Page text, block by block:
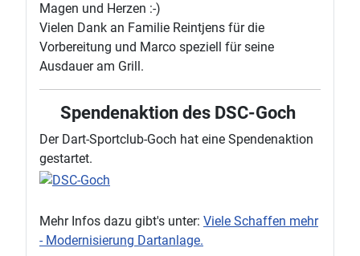
Magen und Herzen :-)
Vielen Dank an Familie Reintjens für die
Vorbereitung und Marco speziell für seine
Ausdauer am Grill.
Spendenaktion des DSC-Goch
Der Dart-Sportclub-Goch hat eine Spendenaktion
gestartet.
Mehr Infos dazu gibt's unter: Viele Schaffen mehr
- Modernisierung Dartanlage.